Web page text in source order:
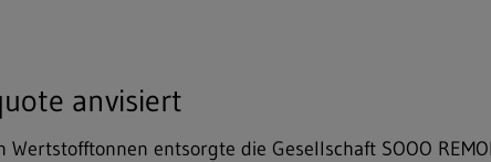
anvisiert
entsorgte die Gesellschaft SOOO